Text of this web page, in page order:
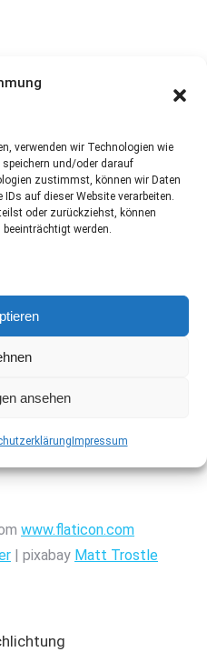
verwenden wir Technologien wie
und/oder darauf
zustimmst, können wir Daten
auf dieser Website verarbeiten.
oder zurückziehst, können
werden.
ansehen
Impressum
dem deutschen
außerhalb der
bedürfen der schriftlichen
bzw. Erstellers.
Seite sind nur für den
Dritter
Inhalte Dritter als solche
auf eine
Bei Bekanntwerden
wir derartige Inhalte
www.flaticon.com
| pixabay Matt Trostle